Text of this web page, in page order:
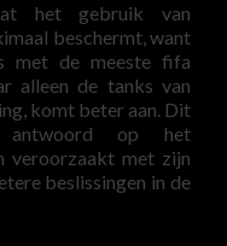
het gebruik van
beschermt, want
met de meeste fifa
alleen de tanks van
komt beter aan. Dit
antwoord op het
veroorzaakt met zijn
beslissingen in de